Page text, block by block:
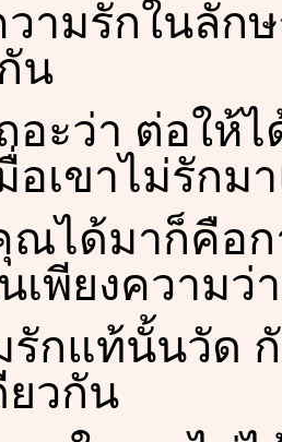
วามรักในลัก
น
ถอะว่า ต่อใ
อเขาไม่รักม
ณได้มาก็คือก
เพียงความว่
รักแท้นั้นวัด
ยวกัน